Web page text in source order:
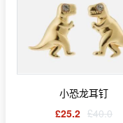
小恐龙耳钉
£25.2 £40.0